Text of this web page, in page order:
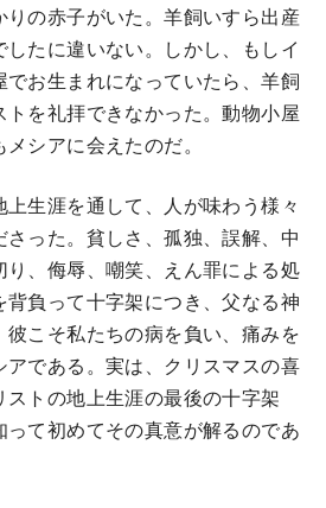
の赤子がいた。羊飼いすら出産
たに違いない。しかし、もしイ
お生まれになっていたら、羊飼
を礼拝できなかった。動物小屋
シアに会えたのだ。
生涯を通して、人が味わう様々
った。貧しさ、孤独、誤解、中
、侮辱、嘲笑、えん罪による処
負って十字架につき、父なる神
こそ私たちの病を負い、痛みを
である。実は、クリスマスの喜
トの地上生涯の最後の十字架
って初めてその真意が解るのであ